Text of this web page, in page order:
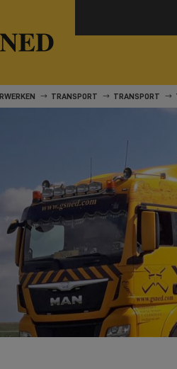
TRANSPORT TRANSPORT